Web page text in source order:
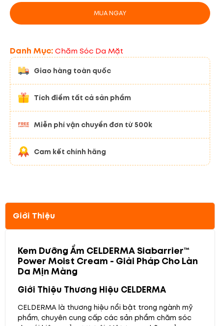
MUA NGAY
Danh Mục:Chăm Sóc Da Mặt
Giao hàng toàn quốc
Tích điểm tất cả sản phẩm
Miễn phí vận chuyển đơn từ 500k
Cam kết chính hãng
Giới Thiệu
Kem Dưỡng Ẩm CELDERMA Siabarrier™
Power Moist Cream - Giải Pháp Cho Làn
Da Mịn Màng
Giới Thiệu Thương Hiệu CELDERMA
CELDERMA là thương hiệu nổi bật trong ngành mỹ
phẩm, chuyên cung cấp các sản phẩm chăm sóc